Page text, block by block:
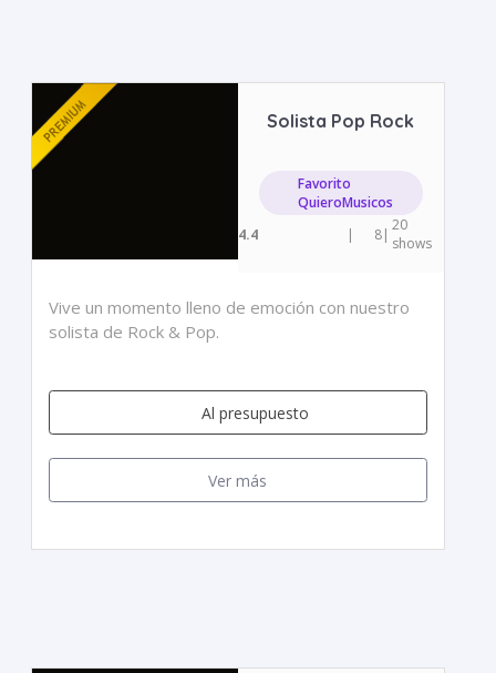
Solista Pop Rock
Favorito
QuieroMusicos
4.4
| 8| 20
shows
Vive un momento lleno de emoción con nuestro
solista de Rock & Pop.
Al presupuesto
Ver más